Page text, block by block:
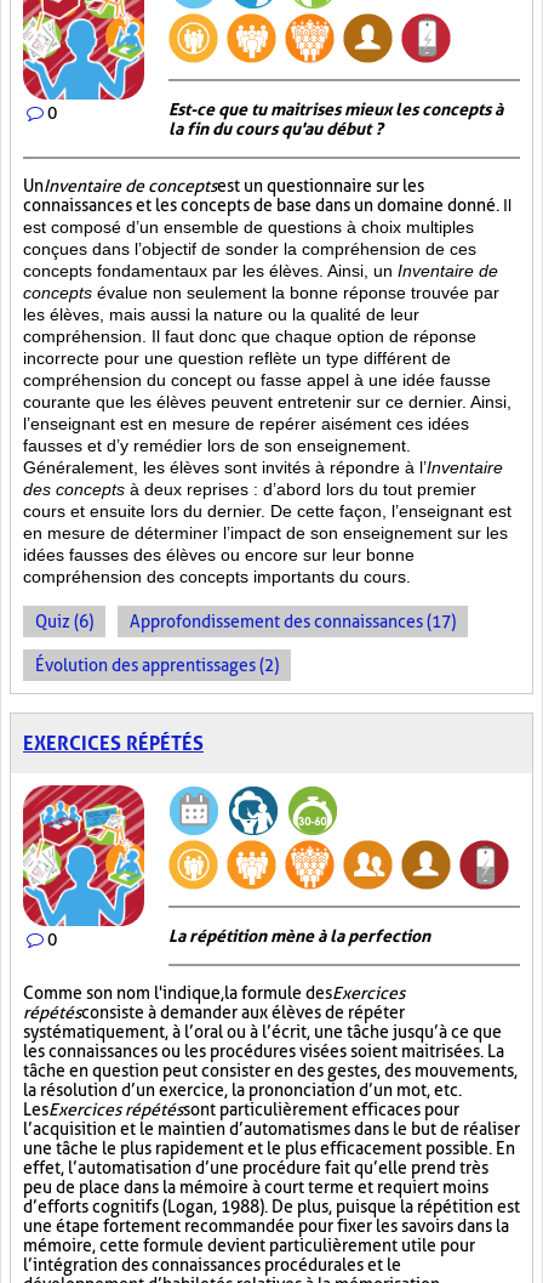
0
Est-ce que tu maitrises mieux les concepts à
la fin du cours qu'au début ?
UnInventaire de conceptsest un questionnaire sur les
connaissances et les concepts de base dans un domaine donné. Il
est composé d’un ensemble de questions à choix multiples
conçues dans l’objectif de sonder la compréhension de ces
concepts fondamentaux par les élèves. Ainsi, un Inventaire de
concepts évalue non seulement la bonne réponse trouvée par
les élèves, mais aussi la nature ou la qualité de leur
compréhension. Il faut donc que chaque option de réponse
incorrecte pour une question reflète un type différent de
compréhension du concept ou fasse appel à une idée fausse
courante que les élèves peuvent entretenir sur ce dernier. Ainsi,
l’enseignant est en mesure de repérer aisément ces idées
fausses et d’y remédier lors de son enseignement.
Généralement, les élèves sont invités à répondre à l’Inventaire
des concepts à deux reprises : d’abord lors du tout premier
cours et ensuite lors du dernier. De cette façon, l’enseignant est
en mesure de déterminer l’impact de son enseignement sur les
idées fausses des élèves ou encore sur leur bonne
compréhension des concepts importants du cours.
Quiz (6) Approfondissement des connaissances (17)
Évolution des apprentissages (2)
EXERCICES RÉPÉTÉS
0 La répétition mène à la perfection
Comme son nom l'indique, la formule desExercices
répétésconsiste à demander aux élèves de répéter
systématiquement, à l’oral ou à l’écrit, une tâche jusqu’à ce que
les connaissances ou les procédures visées soient maitrisées. La
tâche en question peut consister en des gestes, des mouvements,
la résolution d’un exercice, la prononciation d’un mot, etc.
LesExercices répétéssont particulièrement efficaces pour
l’acquisition et le maintien d’automatismes dans le but de réaliser
une tâche le plus rapidement et le plus efficacement possible. En
effet, l’automatisation d’une procédure fait qu’elle prend très
peu de place dans la mémoire à court terme et requiert moins
d’efforts cognitifs (Logan, 1988). De plus, puisque la répétition est
une étape fortement recommandée pour fixer les savoirs dans la
mémoire, cette formule devient particulièrement utile pour
l’intégration des connaissances procédurales et le